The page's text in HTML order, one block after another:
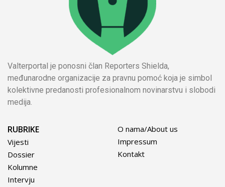
Valterportal je ponosni član Reporters Shielda,
međunarodne organizacije za pravnu pomoć koja je simbol
kolektivne predanosti profesionalnom novinarstvu i slobodi
medija.
RUBRIKE
Vijesti
Dossier
Kolumne
Intervju
O nama/About us
Impressum
Kontakt